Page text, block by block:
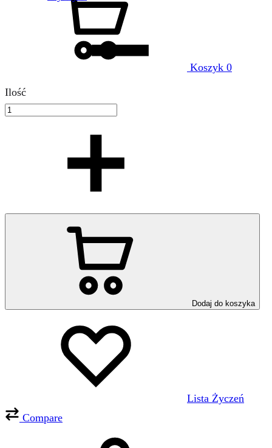
Koszyk 0
Ilość
Dodaj do koszyka
Lista Życzeń
Compare